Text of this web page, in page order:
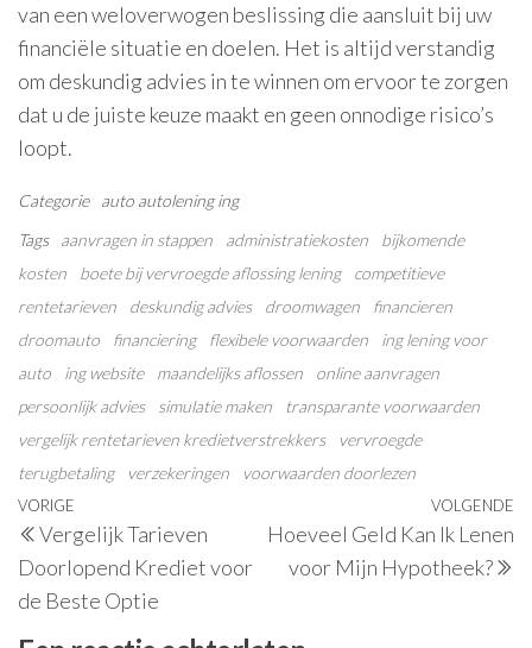
van een weloverwogen beslissing die aansluit bij uw
financiële situatie en doelen. Het is altijd verstandig
om deskundig advies in te winnen om ervoor te zorgen
dat u de juiste keuze maakt en geen onnodige risico’s
loopt.
Categorie auto autolening ing
Tags
aanvragen in stappen administratiekosten
bijkomende
kosten
boete bij vervroegde aflossing lening
competitieve
rentetarieven
deskundig advies droomwagen
financieren
droomauto
financiering flexibele voorwaarden
ing lening voor
auto
ing website maandelijks aflossen
online aanvragen
persoonlijk advies
simulatie maken
transparante voorwaarden
vergelijk rentetarieven kredietverstrekkers
vervroegde
terugbetaling
verzekeringen voorwaarden doorlezen
Berichtnavigatie
Vorig
bericht
VORIGE
Vergelijk Tarieven
Doorlopend Krediet voor
de Beste Optie
VOLGENDE
Hoeveel Geld Kan Ik Lenen
voor Mijn Hypotheek?